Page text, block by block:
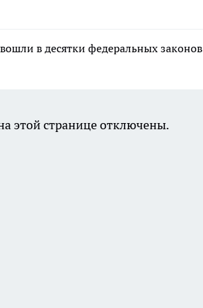
в десятки федеральных законов
этой странице отключены.